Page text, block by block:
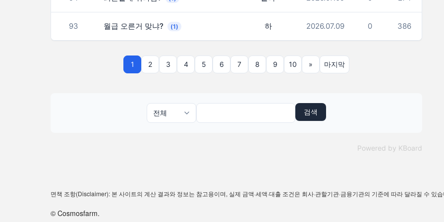
93 월급 오른거 맞냐? (1) 하 2026.07.09 0 386
1 2 3 4 5 6 7 8 9 10 » 마지막
검색
Powered by KBoard
면책 조항(Disclaimer): 본 사이트의 계산 결과와 정보는 참고용이며, 실제 금액·세액·대출 조건은 회사·관할기관·금융기관의 기준에 따라 달라질 수 있
© Cosmosfarm.